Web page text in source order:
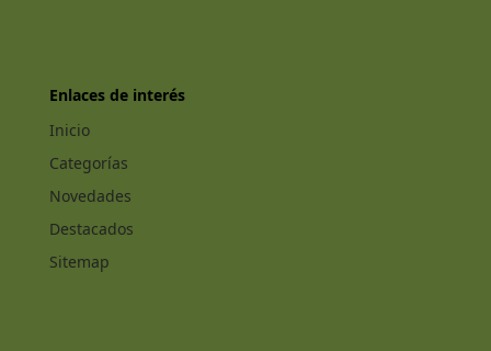
Enlaces de interés
Inicio
Categorías
Novedades
Destacados
Sitemap